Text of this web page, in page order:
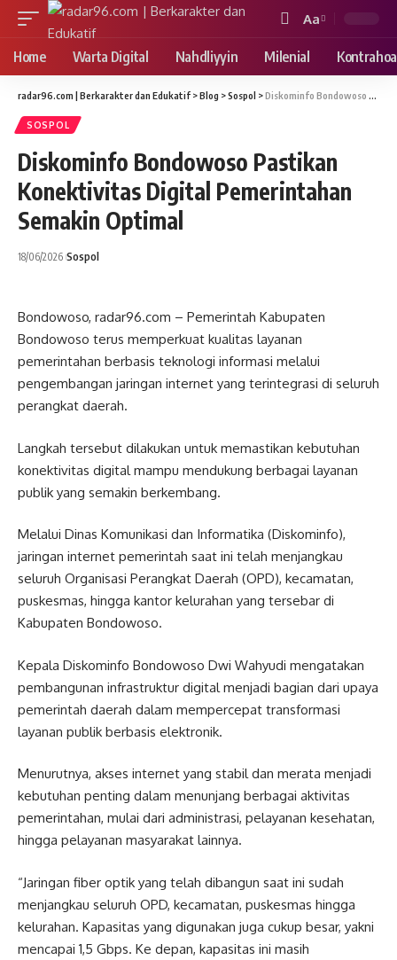
Font
Resizer
Aa
Home Warta Digital Nahdliyyin Milenial
radar96.com | Berkarakter dan Edukatif >Blog >Sospol >Diskominfo Bondowoso Pastikan Konektivitas Digital Pemerintahan Semakin Optimal
SOSPOL
Diskominfo Bondowoso Pastikan
Konektivitas Digital Pemerintahan
Semakin Optimal
18/06/2026 Sospol
Bondowoso, radar96.com – Pemerintah Kabupaten
Bondowoso terus memperkuat kualitas layanan
pemerintahan berbasis teknologi informasi melalui
pengembangan jaringan internet yang terintegrasi di seluruh
perangkat daerah.
Langkah tersebut dilakukan untuk memastikan kebutuhan
konektivitas digital mampu mendukung berbagai layanan
publik yang semakin berkembang.
Melalui Dinas Komunikasi dan Informatika (Diskominfo),
jaringan internet pemerintah saat ini telah menjangkau
seluruh Organisasi Perangkat Daerah (OPD), kecamatan,
puskesmas, hingga kantor kelurahan yang tersebar di
Kabupaten Bondowoso.
Kepala Diskominfo Bondowoso Dwi Wahyudi mengatakan
pembangunan infrastruktur digital menjadi bagian dari upaya
pemerintah daerah dalam mempercepat transformasi
layanan publik berbasis elektronik.
Menurutnya, akses internet yang stabil dan merata menjadi
kebutuhan penting dalam menunjang berbagai aktivitas
pemerintahan, mulai dari administrasi, pelayanan kesehatan,
hingga pelayanan masyarakat lainnya.
“Jaringan fiber optik yang telah dibangun saat ini sudah
menjangkau seluruh OPD, kecamatan, puskesmas hingga
kelurahan. Kapasitas yang digunakan juga cukup besar, yakni
mencapai 1,5 Gbps. Ke depan, kapasitas ini masih